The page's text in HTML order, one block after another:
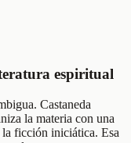
espiritual
Castaneda
la materia con una
ficción iniciática. Esa